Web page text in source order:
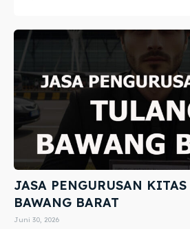
JASA PENGURUSAN
BAWANG BARAT
Juni 30, 2026